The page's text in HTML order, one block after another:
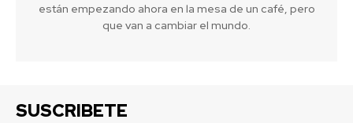
están empezando ahora en la mesa de un café, pero
que van a cambiar el mundo.
SUSCRIBETE